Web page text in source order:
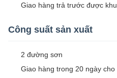
Giao hàng trả trước được
Công suất sản xuất
2 đường sơn
Giao hàng trong 20 ngày